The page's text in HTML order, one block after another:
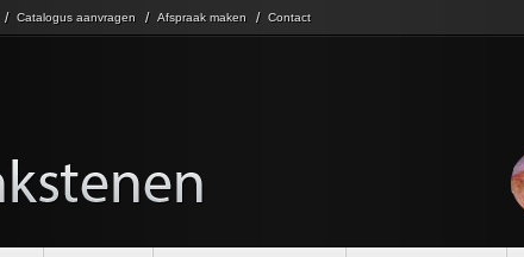
Catalogus aanvragen Afspraak maken Contact